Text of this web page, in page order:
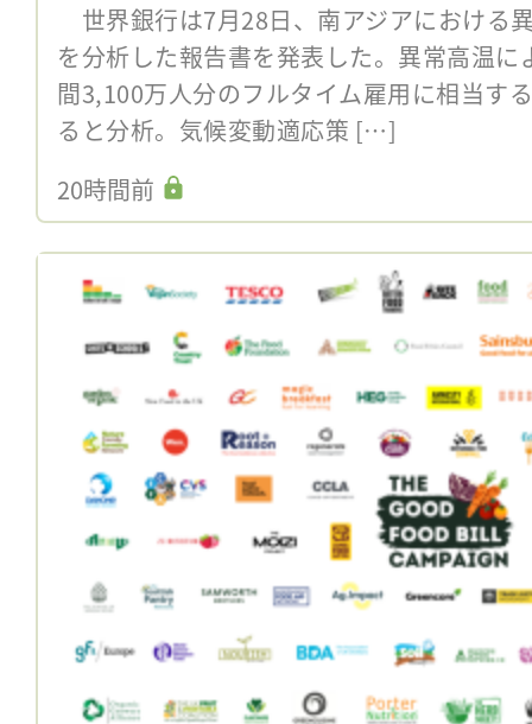
世界銀行は7月28日、南アジアにおける
を分析した報告書を発表した。異常高温
間3,100万人分のフルタイム雇用に相当す
ると分析。気候変動適応策 […]
20時間前